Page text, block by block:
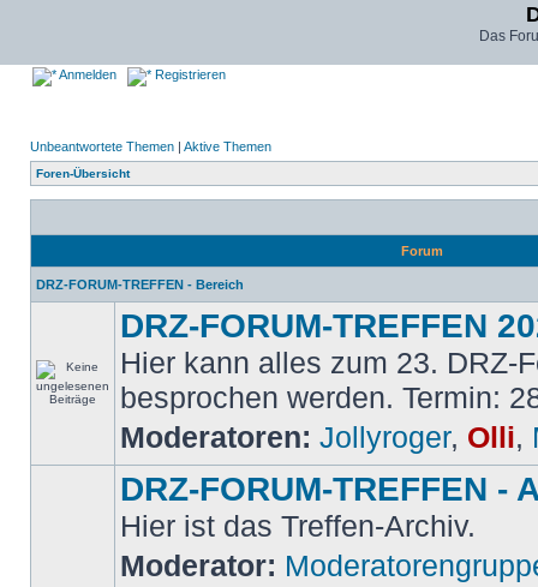
Das
Anmelden Registrieren
Unbeantwortete Themen | Aktive Themen
Foren-Übersicht
Forum
DRZ-FORUM-TREFFEN - Bereich
DRZ-FORUM-TREFFEN
Hier kann alles zum 23. DRZ-
besprochen werden. Termin:
Moderatoren: Jollyroger, Olli,
DRZ-FORUM-TREFFEN -
Hier ist das Treffen-Archiv.
Moderator: